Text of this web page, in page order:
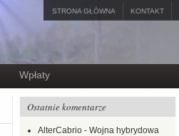
STRONA GŁÓWNA KONTAKT
Wpłaty
Ostatnie komentarze
AlterCabrio - Wojna hybrydowa